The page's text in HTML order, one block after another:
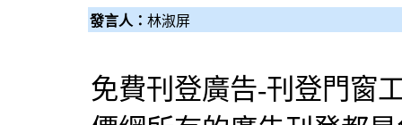
發言人： 林淑屏
免費刊登廣告-刊登門窗